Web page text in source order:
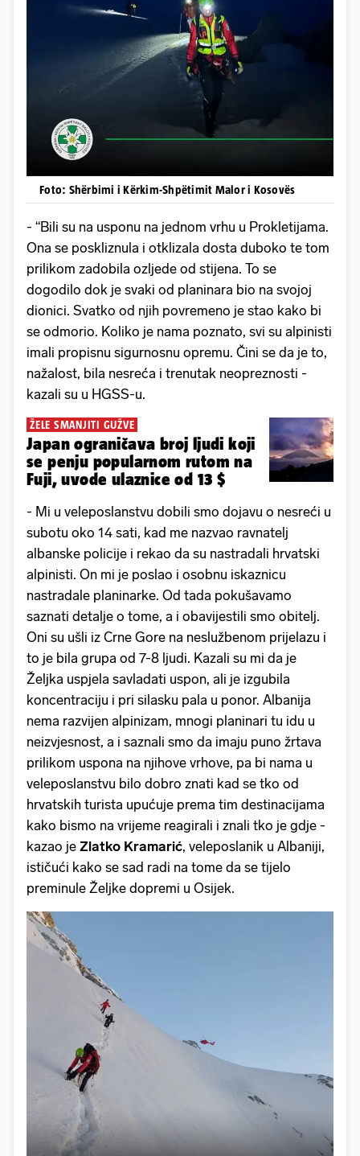
Foto: Shërbimi i Kërkim-Shpëtimit Malor i Kosovës
- “Bili su na usponu na jednom vrhu u Prokletijama.
Ona se poskliznula i otklizala dosta duboko te tom
prilikom zadobila ozljede od stijena. To se
dogodilo dok je svaki od planinara bio na svojoj
dionici. Svatko od njih povremeno je stao kako bi
se odmorio. Koliko je nama poznato, svi su alpinisti
imali propisnu sigurnosnu opremu. Čini se da je to,
nažalost, bila nesreća i trenutak neopreznosti -
kazali su u HGSS-u.
ŽELE SMANJITI GUŽVE
Japan ograničava broj ljudi koji
se penju popularnom rutom na
Fuji, uvode ulaznice od 13 $
- Mi u veleposlanstvu dobili smo dojavu o nesreći u
subotu oko 14 sati, kad me nazvao ravnatelj
albanske policije i rekao da su nastradali hrvatski
alpinisti. On mi je poslao i osobnu iskaznicu
nastradale planinarke. Od tada pokušavamo
saznati detalje o tome, a i obavijestili smo obitelj.
Oni su ušli iz Crne Gore na neslužbenom prijelazu i
to je bila grupa od 7-8 ljudi. Kazali su mi da je
Željka uspjela savladati uspon, ali je izgubila
koncentraciju i pri silasku pala u ponor. Albanija
nema razvijen alpinizam, mnogi planinari tu idu u
neizvjesnost, a i saznali smo da imaju puno žrtava
prilikom uspona na njihove vrhove, pa bi nama u
veleposlanstvu bilo dobro znati kad se tko od
hrvatskih turista upućuje prema tim destinacijama
kako bismo na vrijeme reagirali i znali tko je gdje -
kazao je Zlatko Kramarić, veleposlanik u Albaniji,
ističući kako se sad radi na tome da se tijelo
preminule Željke dopremi u Osijek.